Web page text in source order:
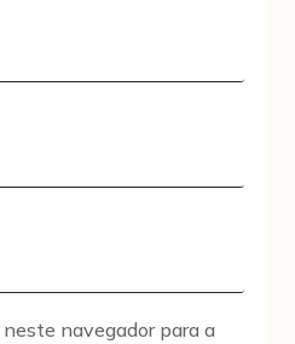
navegador para a